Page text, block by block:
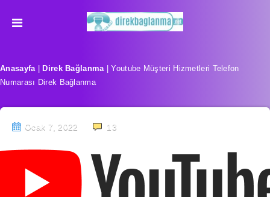
Anasayfa| Direk Bağlanma|Youtube Müşteri Hizmetleri Telefon
Numarası Direk Bağlanma
Ocak 7, 2022 13